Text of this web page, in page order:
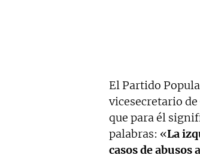
El Partido
vicesecretario
que para él
palabras: «La
casos de abusos